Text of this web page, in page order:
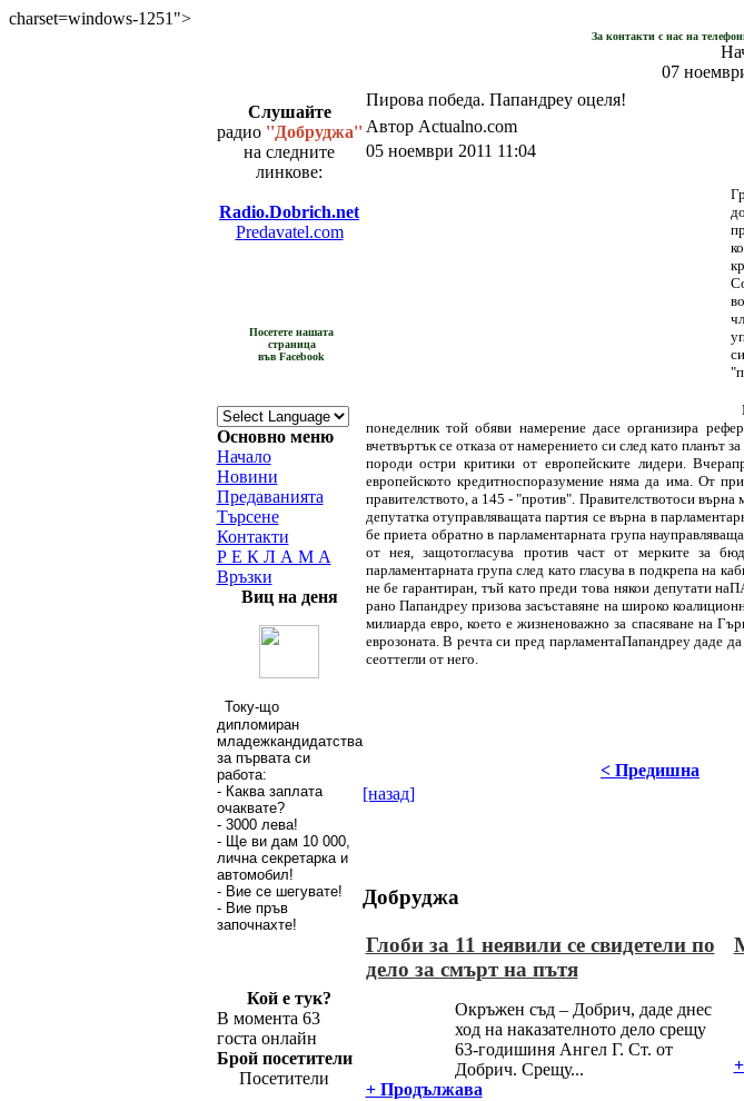
charset=windows-1251">
За контакти с нас на
07
Слушайте
радио ''Добруджа''
на следните
линкове:
Radio.Dobrich.net
Predavatel.com
Посетете нашата
страница
във Facebook
Основно меню
Начало
Новини
Предаванията
Търсене
Контакти
Р Е К Л А М А
Връзки
Виц на деня
Току-що
дипломиран
младежкандидатства
за първата си
работа:
- Каква заплата
очаквате?
- 3000 лева!
- Ще ви дам 10 000,
лична секретарка и
автомобил!
- Вие се шегувате!
- Вие пръв
запoчнахте!
Кой е тук?
В момента 63
госта онлайн
Брой посетители
Посетители
Пирова победа. Папандреу оцеля!
Автор Actualno.com
05 ноември 2011 11:04
понеделник той обяви намерение дасе организира
вчетвъртък се отказа от намерението си след като планът
породи остри критики от европейските лидери.
европейското кредитноспоразумение няма да има. От
правителството, а 145 - "против". Правителствотоси върна
депутатка отуправляващата партия се върна в
бе приета обратно в парламентарната група
от нея, защотогласува против част от мерките за
парламентарната група след като гласува в подкрепа на
не бе гарантиран, тъй като преди това някои депутати
рано Папандреу призова засъставяне на широко
милиарда евро, което е жизненоважно за спасяване на
еврозоната. В речта си пред парламентаПапандреу даде
сеоттегли от него.
< Предишна
[назад]
Добруджа
Глоби за 11 неявили се свидетели по
дело за смърт на пътя
Окръжен съд – Добрич, даде днес
ход на наказателното дело срещу
63-годишиня Ангел Г. Ст. от
Добрич. Срещу...
+ Продължава